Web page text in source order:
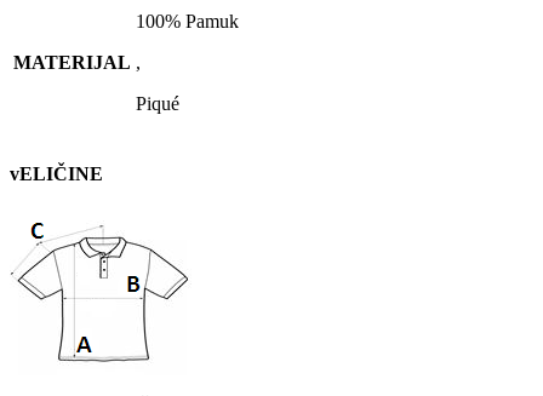
MATERIJAL
100% Pamuk
,
Piqué
vELIČINE